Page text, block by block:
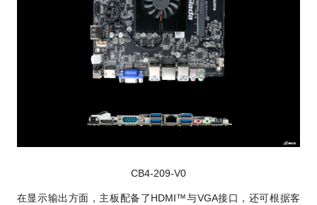
CB4-209-V0
在显示输出方面，主板配备了HDMI™与VGA接口，还可根据客